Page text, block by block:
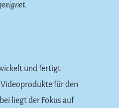
und fertigt
für den
liegt der Fokus auf